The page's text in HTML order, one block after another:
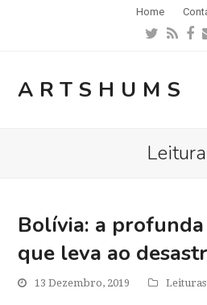
Home
Twitter
RSS
ARTSHUMS
Bolívia: a
que leva ao
13 Dezembro, 2019 Leituras